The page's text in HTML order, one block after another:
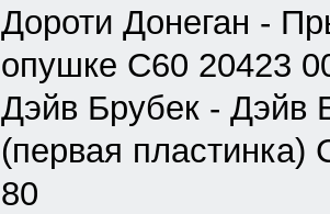
Дороти Донеган -
опушке С60 20423
Дэйв Брубек - Дэйв
(первая пластинка)
80